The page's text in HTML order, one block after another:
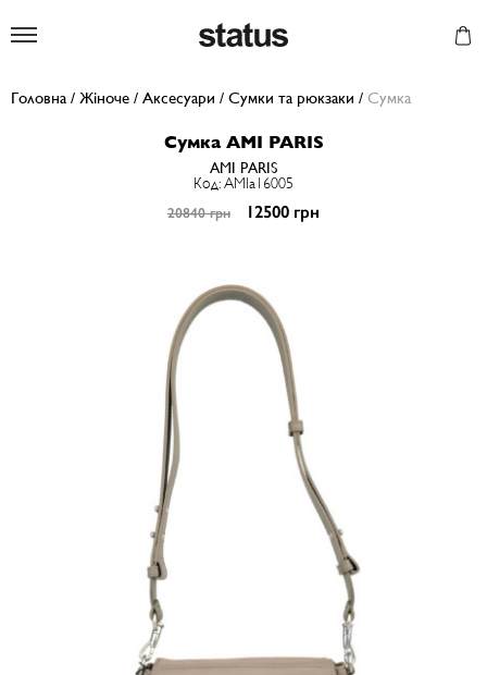
Головна / Жіноче / Аксесуари / Сумки та рюкзаки / Сумка
Сумка AMI PARIS
AMI PARIS
Код: AMIa16005
20840 грн 12500 грн